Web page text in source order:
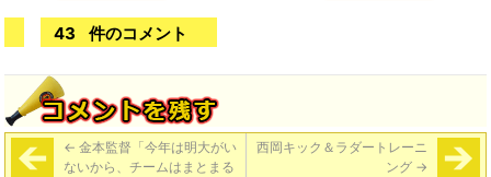
43 件のコメント
← 金本監督「今年は明大がい
ないから、チームはまとまる
西岡キック＆ラダートレーニ
ング →